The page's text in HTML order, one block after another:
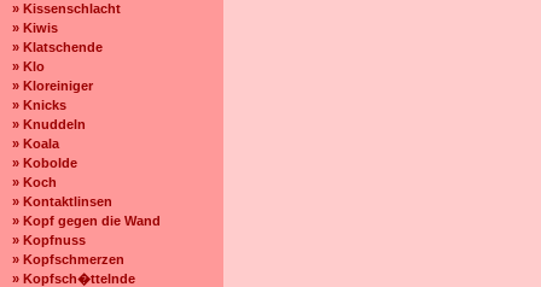
» Kissenschlacht
» Kiwis
» Klatschende
» Klo
» Kloreiniger
» Knicks
» Knuddeln
» Koala
» Kobolde
» Koch
» Kontaktlinsen
» Kopf gegen die Wand
» Kopfnuss
» Kopfschmerzen
» Kopfsch�ttelnde